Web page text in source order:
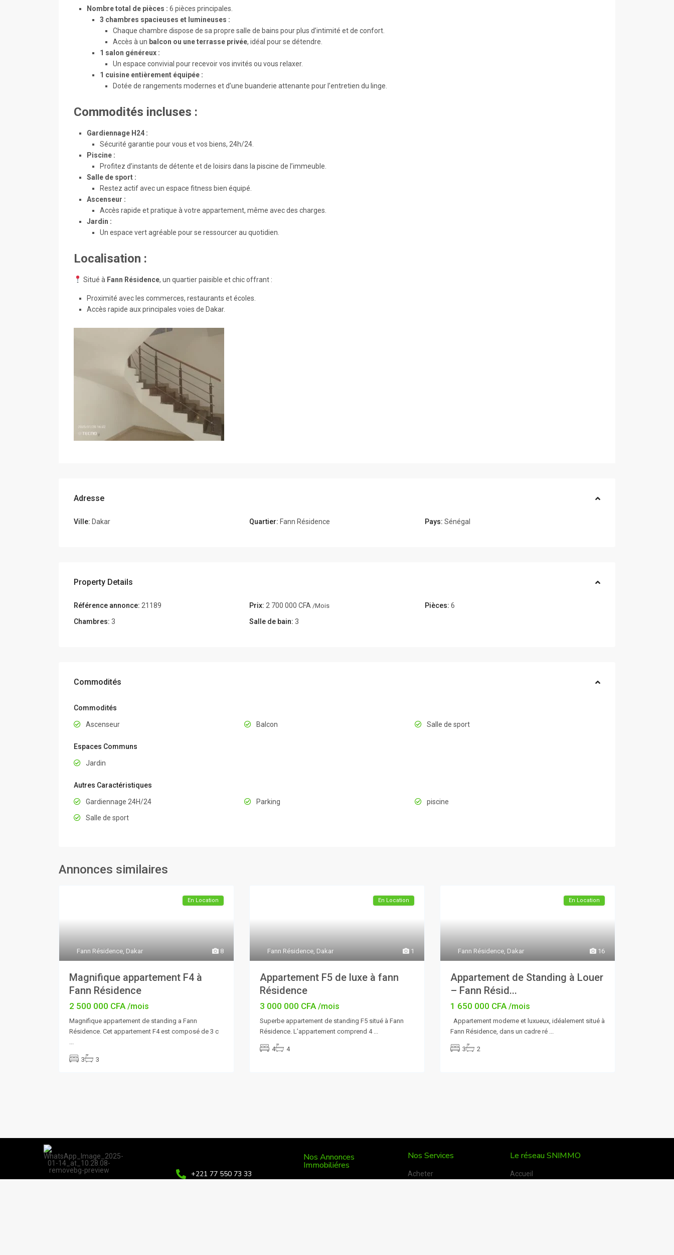
Nombre total de pièces : 6 pièces principales.
3 chambres spacieuses et lumineuses :
Chaque chambre dispose de sa propre salle de bains pour plus d’intimité et de confort.
Accès à un balcon ou une terrasse privée, idéal pour se détendre.
1 salon généreux :
Un espace convivial pour recevoir vos invités ou vous relaxer.
1 cuisine entièrement équipée :
Dotée de rangements modernes et d’une buanderie attenante pour l’entretien du linge.
Commodités incluses :
Gardiennage H24 :
Sécurité garantie pour vous et vos biens, 24h/24.
Piscine :
Profitez d’instants de détente et de loisirs dans la piscine de l’immeuble.
Salle de sport :
Restez actif avec un espace fitness bien équipé.
Ascenseur :
Accès rapide et pratique à votre appartement, même avec des charges.
Jardin :
Un espace vert agréable pour se ressourcer au quotidien.
Localisation :
Situé à Fann Résidence, un quartier paisible et chic offrant :
Proximité avec les commerces, restaurants et écoles.
Accès rapide aux principales voies de Dakar.
Adresse
Ville: Dakar Quartier: Fann Résidence Pays: Sénégal
Property Details
Référence annonce: 21189 Prix: 2 700 000 CFA /Mois Pièces: 6
Chambres: 3 Salle de bain: 3
Commodités
Commodités
Ascenseur Balcon Salle de sport
Espaces Communs
Jardin
Autres Caractéristiques
Gardiennage 24H/24 Parking
piscine
Salle de sport
Annonces similaires
8
Fann Résidence, Dakar
En Location
Magnifique appartement F4 à
Fann Résidence
2 500 000 CFA/mois
Magnifique appartement de standing a Fann
Résidence. Cet appartement F4 est composé de 3 c
...
3 3
1
Fann Résidence, Dakar
En Location
Appartement F5 de luxe à fann
Résidence
3 000 000 CFA/mois
Superbe appartement de standing F5 situé à Fann
Résidence. L’appartement comprend 4 ...
4 4
16
Fann Résidence, Dakar
En Location
Appartement de Standing à Louer
– Fann Résid...
1 650 000 CFA/mois
Appartement moderne et luxueux, idéalement situé à
Fann Résidence, dans un cadre ré ...
3 2
+221 77 550 73 33
Nos Annonces
Immobiliéres
Nos Services
Acheter
Le réseau SNIMMO
Accueil